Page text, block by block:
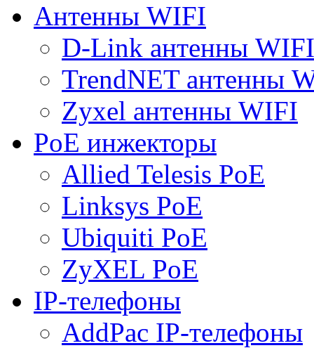
Антенны WIFI
D-Link антенны WIFI
TrendNET антенны
Zyxel антенны WIFI
PoE инжекторы
Allied Telesis PoE
Linksys PoE
Ubiquiti PoE
ZyXEL PoE
IP-телефоны
AddPac IP-телефоны